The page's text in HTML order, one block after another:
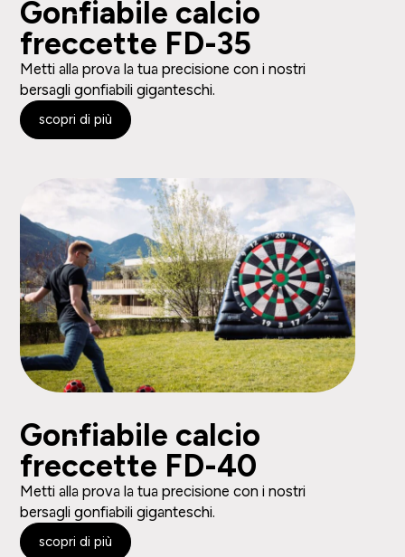
Gonfiabile calcio
freccette FD-35
Metti alla prova la tua precisione con i nostri
bersagli gonfiabili giganteschi.
scopri di più
Gonfiabile calcio
freccette FD-40
Metti alla prova la tua precisione con i nostri
bersagli gonfiabili giganteschi.
scopri di più